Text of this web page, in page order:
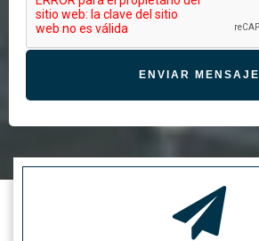
ENVIAR MENSAJE